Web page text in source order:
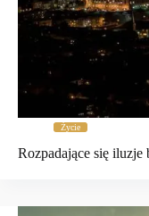
Życie
Rozpadające się iluzje